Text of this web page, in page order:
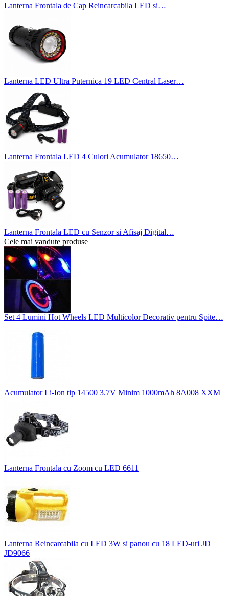
Lanterna Frontala de Cap Reincarcabila LED si…
Lanterna LED Ultra Puternica 19 LED Central Laser…
Lanterna Frontala LED 4 Culori Acumulator 18650…
Lanterna Frontala LED cu Senzor si Afisaj Digital…
Cele mai vandute produse
Set 4 Lumini Hot Wheels LED Multicolor Decorativ pentru Spite…
Acumulator Li-Ion tip 14500 3.7V Minim 1000mAh 8A008 XXM
Lanterna Frontala cu Zoom cu LED 6611
Lanterna Reincarcabila cu LED 3W si panou cu 18 LED-uri JD
JD9066